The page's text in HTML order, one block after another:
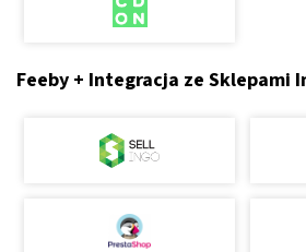
Feeby + Integracja ze Sklepami